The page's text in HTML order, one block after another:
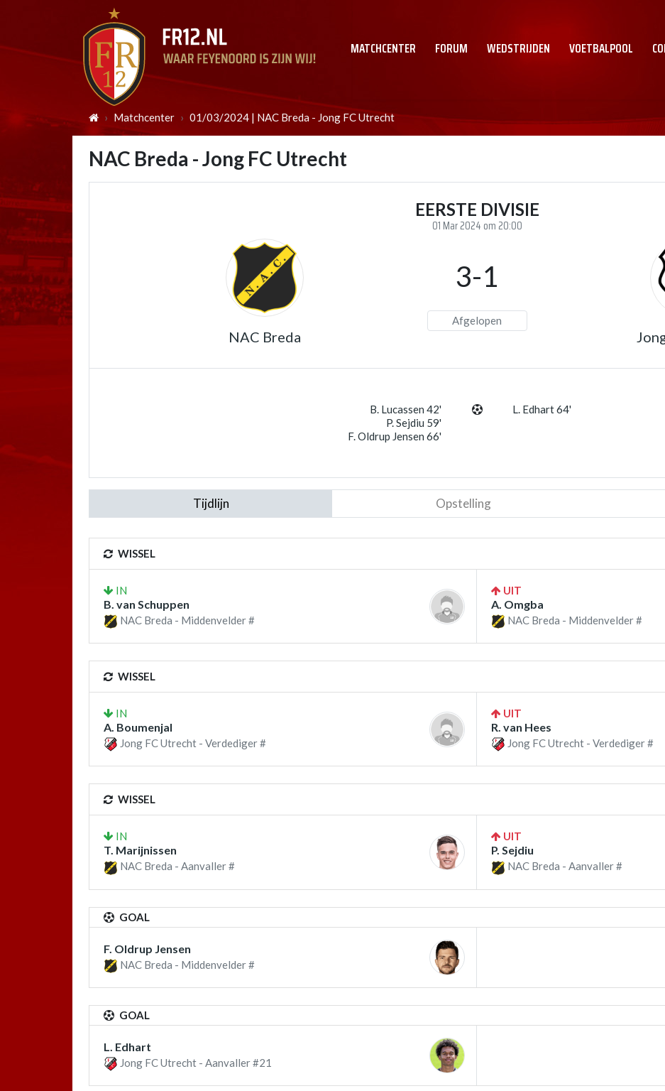
MATCHCENTER FORUM WEDSTRIJDEN VOETBALPOOL
Matchcenter 01/03/2024 | NAC Breda - Jong FC Utrecht
NAC Breda - Jong FC Utrecht
EERSTE DIVISIE
01 Mar 2024 om 20:00
NAC Breda
3-1
Afgelopen
B. Lucassen 42'
P. Sejdiu 59'
F. Oldrup Jensen 66'
L. Edhart 64'
Tijdlijn Opstelling
WISSEL
IN
B. van Schuppen
NAC Breda - Middenvelder #
UIT
A. Omgba
NAC Breda - Middenvelder #
WISSEL
IN
A. Boumenjal
Jong FC Utrecht - Verdediger #
UIT
R. van Hees
Jong FC Utrecht - Verdediger #
WISSEL
IN
T. Marijnissen
NAC Breda - Aanvaller #
UIT
P. Sejdiu
NAC Breda - Aanvaller #
GOAL
F. Oldrup Jensen
NAC Breda - Middenvelder #
GOAL
L. Edhart
Jong FC Utrecht - Aanvaller #21